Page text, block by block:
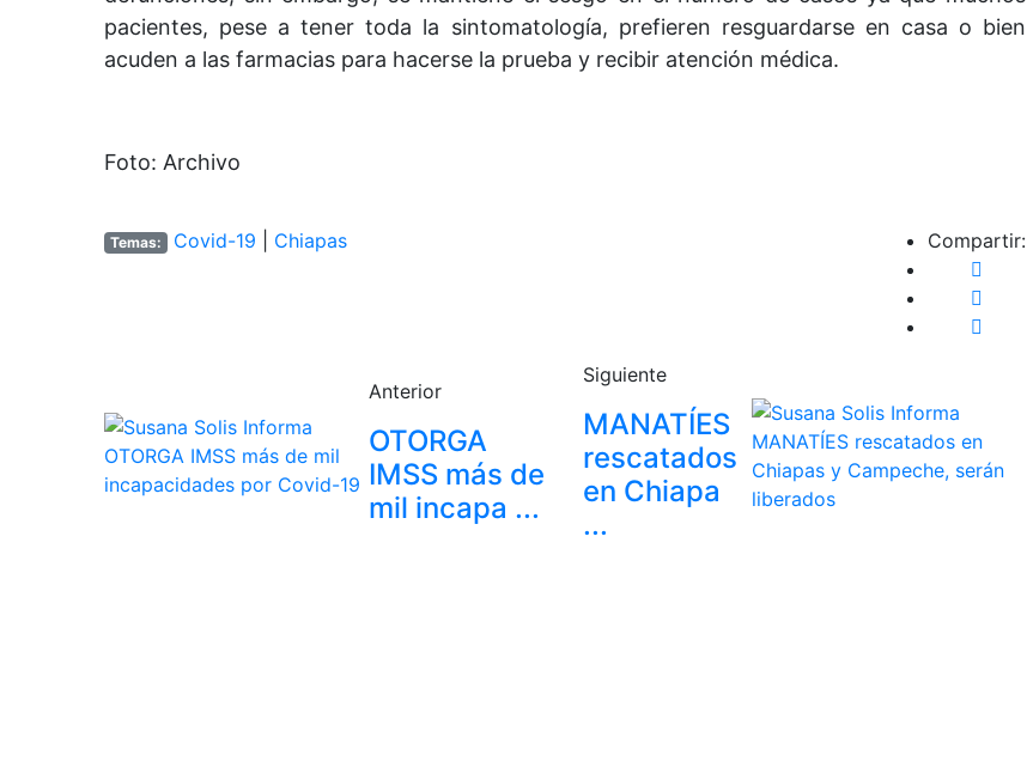
pacientes, pese a tener toda la sintomatología, prefieren resguardarse en casa o bien
acuden a las farmacias para hacerse la prueba y recibir atención médica.
Foto: Archivo
Temas: Covid-19 Chiapas Compartir:
Anterior
OTORGA
IMSS más de
mil incapa ...
Siguiente
MANATÍES
rescatados
en Chiapa
...